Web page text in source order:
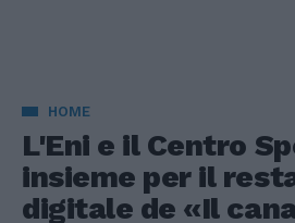
HOME
L'Eni e il Centro
insieme per il
digitale de «Il